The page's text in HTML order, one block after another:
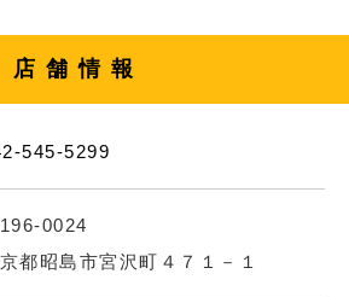
店舗情報
545-5299
0024
都昭島市宮沢町４７１－１